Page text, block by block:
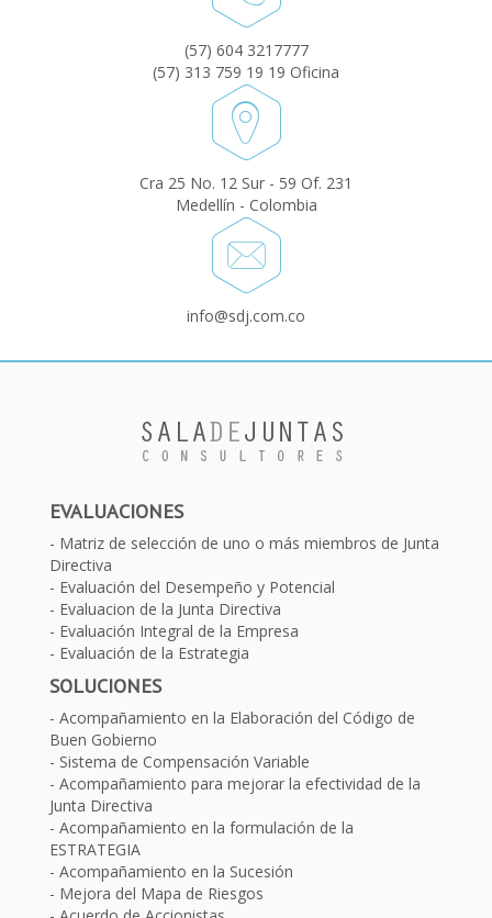
(57) 604 3217777
(57) 313 759 19 19 Oficina
Cra 25 No. 12 Sur - 59 Of. 231
Medellín - Colombia
info@sdj.com.co
EVALUACIONES
Matriz de selección de uno o más miembros de Junta
Directiva
Evaluación del Desempeño y Potencial
Evaluacion de la Junta Directiva
Evaluación Integral de la Empresa
Evaluación de la Estrategia
SOLUCIONES
Acompañamiento en la Elaboración del Código de
Buen Gobierno
Sistema de Compensación Variable
Acompañamiento para mejorar la efectividad de la
Junta Directiva
Acompañamiento en la formulación de la
ESTRATEGIA
Acompañamiento en la Sucesión
Mejora del Mapa de Riesgos